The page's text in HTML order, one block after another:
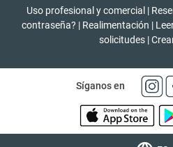
Uso profesional y comercial |
contraseña? | Realimentación |
solicitudes |
Síganos en